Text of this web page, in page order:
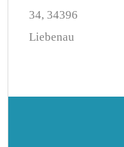
34, 34396
Liebenau